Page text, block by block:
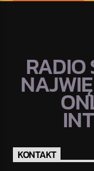
RADIO
KONTAKT